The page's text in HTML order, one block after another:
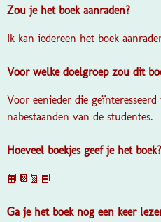
Zou je het boek aanraden?
Ik kan iedereen het boek
Voor welke doelgroep zou dit
Voor eenieder die
nabestaanden van de studentes.
Hoeveel boekjes geef je het boek?
📙📔📗📘
Ga je het boek nog een keer